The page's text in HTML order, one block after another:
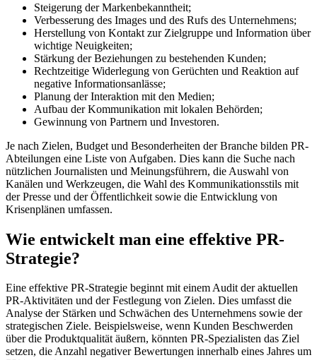
Steigerung der Markenbekanntheit;
Verbesserung des Images und des Rufs des Unternehmens;
Herstellung von Kontakt zur Zielgruppe und Information über
wichtige Neuigkeiten;
Stärkung der Beziehungen zu bestehenden Kunden;
Rechtzeitige Widerlegung von Gerüchten und Reaktion auf
negative Informationsanlässe;
Planung der Interaktion mit den Medien;
Aufbau der Kommunikation mit lokalen Behörden;
Gewinnung von Partnern und Investoren.
Je nach Zielen, Budget und Besonderheiten der Branche bilden PR-
Abteilungen eine Liste von Aufgaben. Dies kann die Suche nach
nützlichen Journalisten und Meinungsführern, die Auswahl von
Kanälen und Werkzeugen, die Wahl des Kommunikationsstils mit
der Presse und der Öffentlichkeit sowie die Entwicklung von
Krisenplänen umfassen.
Wie entwickelt man eine effektive PR-
Strategie?
Eine effektive PR-Strategie beginnt mit einem Audit der aktuellen
PR-Aktivitäten und der Festlegung von Zielen. Dies umfasst die
Analyse der Stärken und Schwächen des Unternehmens sowie der
strategischen Ziele. Beispielsweise, wenn Kunden Beschwerden
über die Produktqualität äußern, könnten PR-Spezialisten das Ziel
setzen, die Anzahl negativer Bewertungen innerhalb eines Jahres um